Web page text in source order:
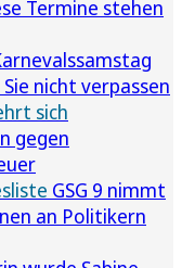
Termine stehen
nicht verpassen
sich
gegen
GSG 9 nimmt
an Politikern